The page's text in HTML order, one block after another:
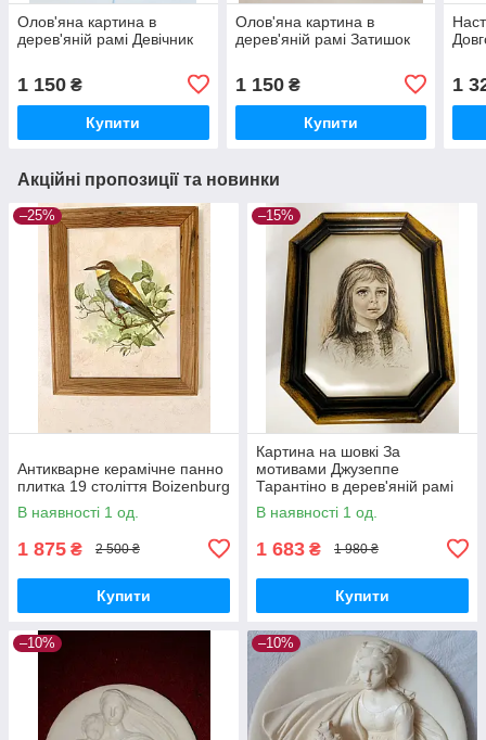
Олов'яна картина в
дерев'яній рамі Девічник
1 150 ₴
Купити
Олов'яна картина в
дерев'яній рамі Затишок
1 150₴
Купити
1
Акційні пропозиції та новинки
–25%
Антикварне керамічне панно
плитка 19 століття Boizenburg
В наявності 1 од.
1 875 ₴ 2 500 ₴
Купити
–15%
Картина на шовкі За
мотивами Джузеппе
Тарантіно в дерев'яній рамі
В наявності 1 од.
1 683 ₴ 1 980 ₴
Купити
–10% –10%